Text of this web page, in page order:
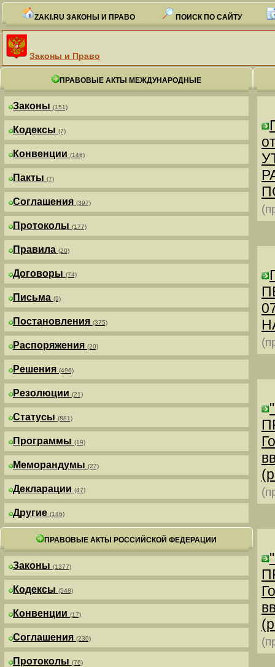
ZAKI.RU ЗАКОНЫ И ПРАВО ПОИСК ПО САЙТУ
Законы и Право
ПРАВОВЫЕ АКТЫ МЕЖДУНАРОДНЫЕ
Законы (151)
Кодексы (7)
Конвенции (146)
Пакты (7)
Соглашения (397)
Протоколы (177)
Правила (20)
Договоры (74)
Письма (9)
Постановления (375)
Распоряжения (20)
Решения (496)
Резолюции (21)
Статусы (881)
Программы (19)
Меморандумы (27)
Декларации (47)
Другие (146)
ПРАВОВЫЕ АКТЫ РОССИЙСКОЙ ФЕДЕРАЦИИ
Законы (1377)
Кодексы (548)
Конвенции (17)
Соглашения (230)
Протоколы (76)